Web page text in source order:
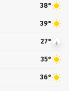
38°
39°
27°
35°
36°